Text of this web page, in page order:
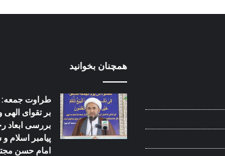
همچنان بخوانید
طراوت جمعه: |
بر تقوای الهی
بررسی ابعاد
پیامبر اسلام
امام حسن